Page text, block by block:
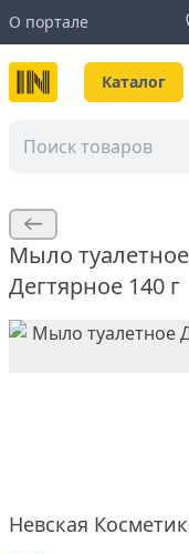
О портале
Каталог
Мыло
Дегтярное 140 г
Невская